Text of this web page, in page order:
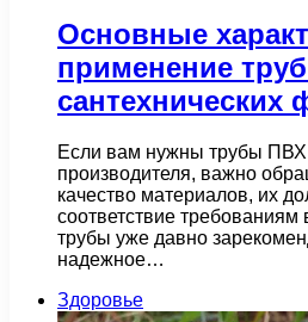
Основные
применение
сантехнических
Если вам нужны трубы ПВХ
производителя, важно
качество материалов, их
соответствие
трубы уже давно
надежное…
Здоровье